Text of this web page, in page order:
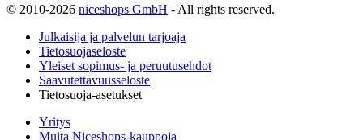
© 2010-2026 niceshops GmbH - All rights reserved.
Julkaisija ja palvelun tarjoaja
Tietosuojaseloste
Yleiset sopimus- ja peruutusehdot
Saavutettavuusseloste
Tietosuoja-asetukset
Yritys
Muita Niceshops-kauppoja